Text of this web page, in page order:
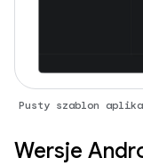
Pusty szablon
Wersje